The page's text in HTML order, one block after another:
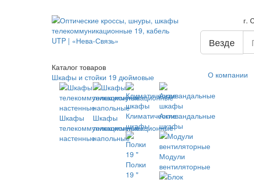
г.
Везде
Каталог товаров
Шкафы и стойки 19 дюймовые
Шкафы
телекоммуникационные
настенные
Шкафы
телекоммуникационные
напольные
Климатические
шкафы
Антивандальные
шкафы
Полки
19 "
Модули
вентиляторные
О компании